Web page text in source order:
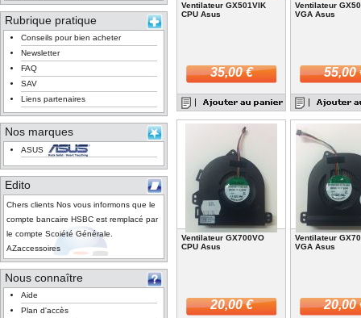
Rubrique pratique
Conseils pour bien acheter
Newsletter
FAQ
SAV
Liens partenaires
Nos marques
ASUS
Edito
Chers clients Nos vous informons que le
compte bancaire HSBC est remplacé par
le compte Scoiété Générale.
AZaccessoires
Nous connaître
Aide
Plan d'accès
Ventilateur GX501VIK
CPU Asus
35,00 €
Ventilateur
VGA Asus
55,00
Ventilateur GX700VO
CPU Asus
20,00 €
Ventilateur
VGA Asus
20,00